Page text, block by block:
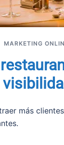
MARKETING
más